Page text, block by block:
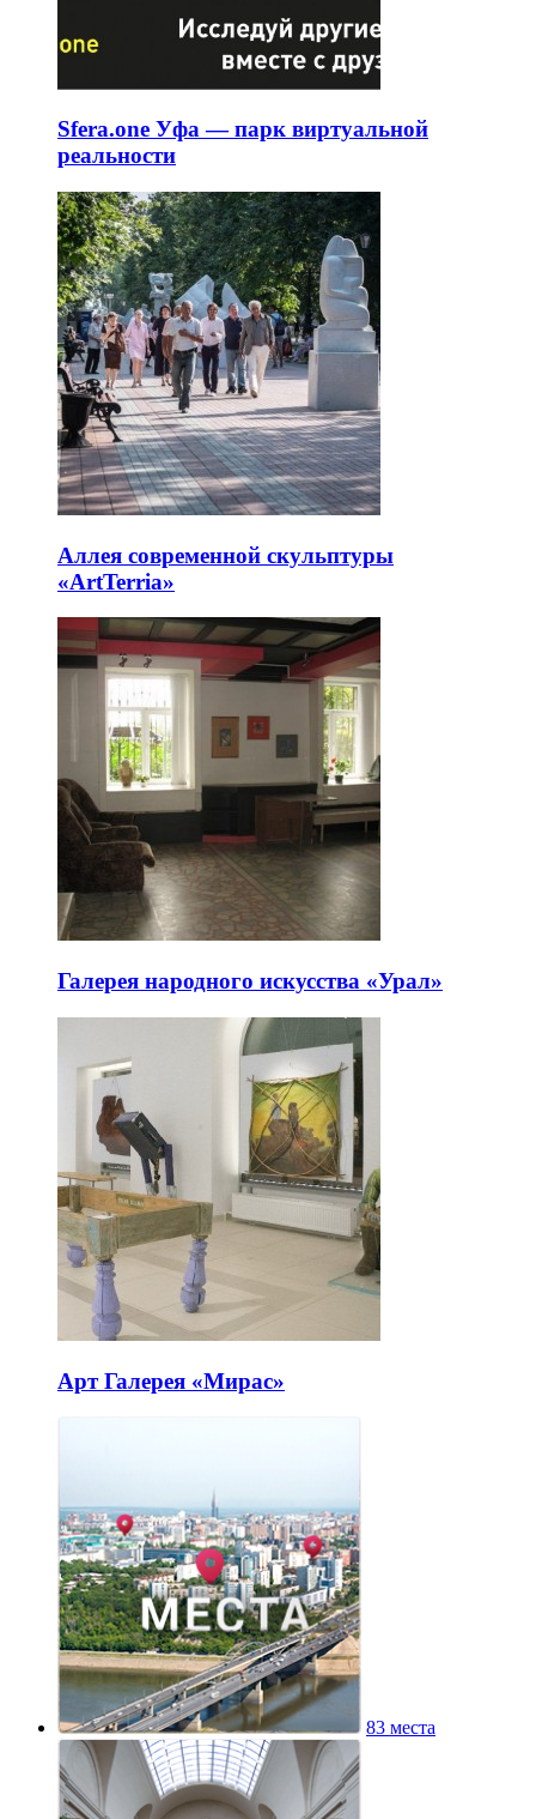
Sfera.one Уфа — парк виртуальной
реальности
Аллея современной скульптуры
«ArtTerria»
Галерея народного искусства «Урал»
Арт Галерея «Мирас»
83 места